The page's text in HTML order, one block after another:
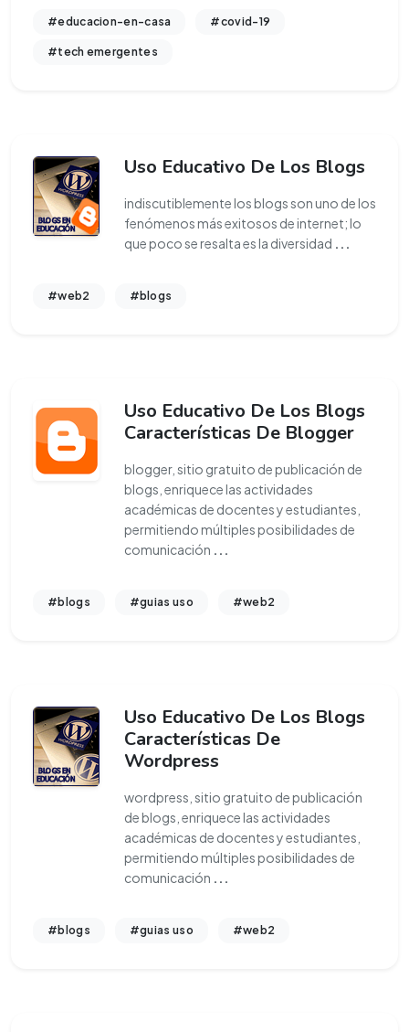
#educacion-en-casa #covid-19
#tech emergentes
Uso Educativo De Los Blogs
indiscutiblemente los blogs son uno de los
fenómenos más exitosos de internet; lo
que poco se resalta es la diversidad ...
#web2 #blogs
Uso Educativo De Los Blogs
Características De Blogger
blogger, sitio gratuito de publicación de
blogs, enriquece las actividades
académicas de docentes y estudiantes,
permitiendo múltiples posibilidades de
comunicación ...
#blogs #guias uso #web2
Uso Educativo De Los Blogs
Características De
Wordpress
wordpress, sitio gratuito de publicación
de blogs, enriquece las actividades
académicas de docentes y estudiantes,
permitiendo múltiples posibilidades de
comunicación ...
#blogs #guias uso #web2